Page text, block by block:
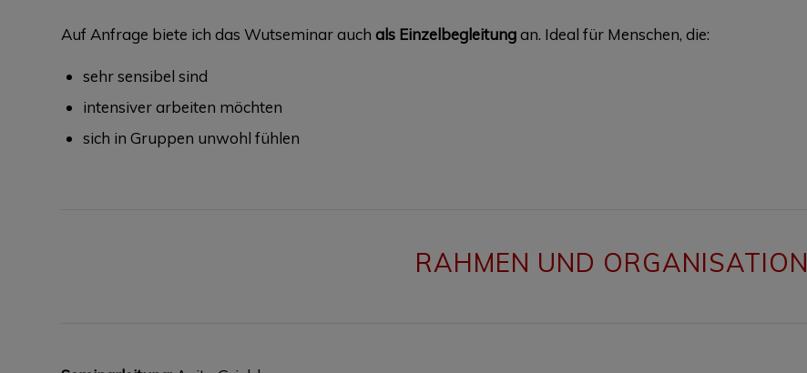
Auf Anfrage biete ich das Wutseminar auch als Einzelbegleitungan. Ideal für Menschen, die:
sehr sensibel sind
intensiver arbeiten möchten
sich in Gruppen unwohl fühlen
RAHMEN UND ORGANISATION